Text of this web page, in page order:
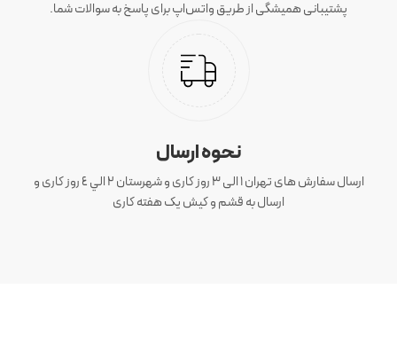
پشتیبانی همیشگی از طریق واتس‌اپ برای پاسخ به سوالات شما.
نحوه ارسال
ارسال سفارش های تهران 1 الی 3 روز کاری و شهرستان ٢ الي ٤ روز کاری و
ارسال به قشم و کیش یک هفته کاری